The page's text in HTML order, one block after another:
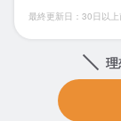
最終更新日：30日以上